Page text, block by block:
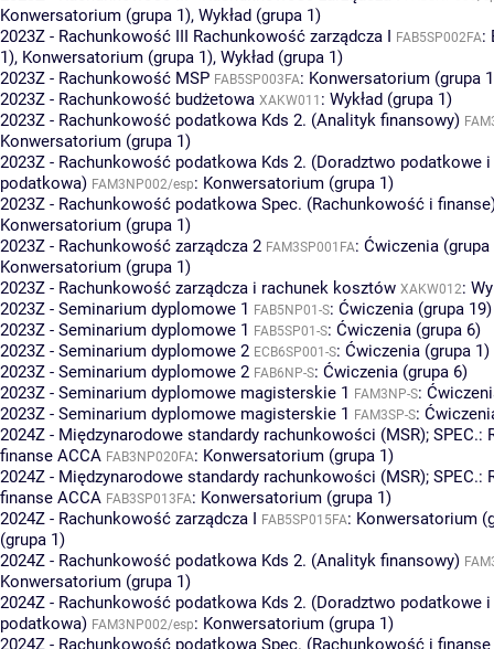
Konwersatorium (grupa 1), Wykład (grupa 1)
2023Z - Rachunkowość III Rachunkowość zarządcza I FAB5SP002FA:
1), Konwersatorium (grupa 1), Wykład (grupa 1)
2023Z - Rachunkowość MSP FAB5SP003FA: Konwersatorium (grupa
2023Z - Rachunkowość budżetowa XAKW011 : Wykład (grupa 1)
2023Z - Rachunkowość podatkowa Kds 2. (Analityk finansowy)
Konwersatorium (grupa 1)
2023Z - Rachunkowość podatkowa Kds 2. (Doradztwo podatkowe
podatkowa) FAM3NP002/esp: Konwersatorium (grupa 1)
2023Z - Rachunkowość podatkowa Spec. (Rachunkowość i
Konwersatorium (grupa 1)
2023Z - Rachunkowość zarządcza 2 FAM3SP001FA: Ćwiczenia (grupa
Konwersatorium (grupa 1)
2023Z - Rachunkowość zarządcza i rachunek kosztów XAKW012:
2023Z - Seminarium dyplomowe 1 FAB5NP01-S: Ćwiczenia (grupa 19)
2023Z - Seminarium dyplomowe 1 FAB5SP01-S: Ćwiczenia (grupa 6)
2023Z - Seminarium dyplomowe 2 ECB6SP001-S: Ćwiczenia (grupa 1)
2023Z - Seminarium dyplomowe 2 FAB6NP-S: Ćwiczenia (grupa 6)
2023Z - Seminarium dyplomowe magisterskie 1 FAM3NP-S:
2023Z - Seminarium dyplomowe magisterskie 1 FAM3SP-S:
2024Z - Międzynarodowe standardy rachunkowości (MSR); SPEC.:
finanse ACCA FAB3NP020FA: Konwersatorium (grupa 1)
2024Z - Międzynarodowe standardy rachunkowości (MSR); SPEC.:
finanse ACCA FAB3SP013FA: Konwersatorium (grupa 1)
2024Z - Rachunkowość zarządcza I FAB5SP015FA: Konwersatorium
(grupa 1)
2024Z - Rachunkowość podatkowa Kds 2. (Analityk finansowy)
Konwersatorium (grupa 1)
2024Z - Rachunkowość podatkowa Kds 2. (Doradztwo podatkowe
podatkowa) FAM3NP002/esp: Konwersatorium (grupa 1)
2024Z - Rachunkowość podatkowa Spec. (Rachunkowość i finanse